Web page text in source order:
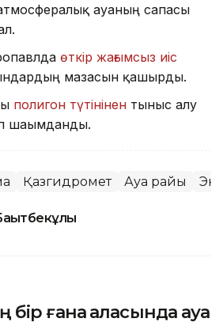
ауаның сапасы
өткір жағымсыз иіс
мазасын қашырды.
полигон түтінінен тыныс алу
шағымданды.
Қазгидромет Ауа райы
бір ғана қаласында ауа